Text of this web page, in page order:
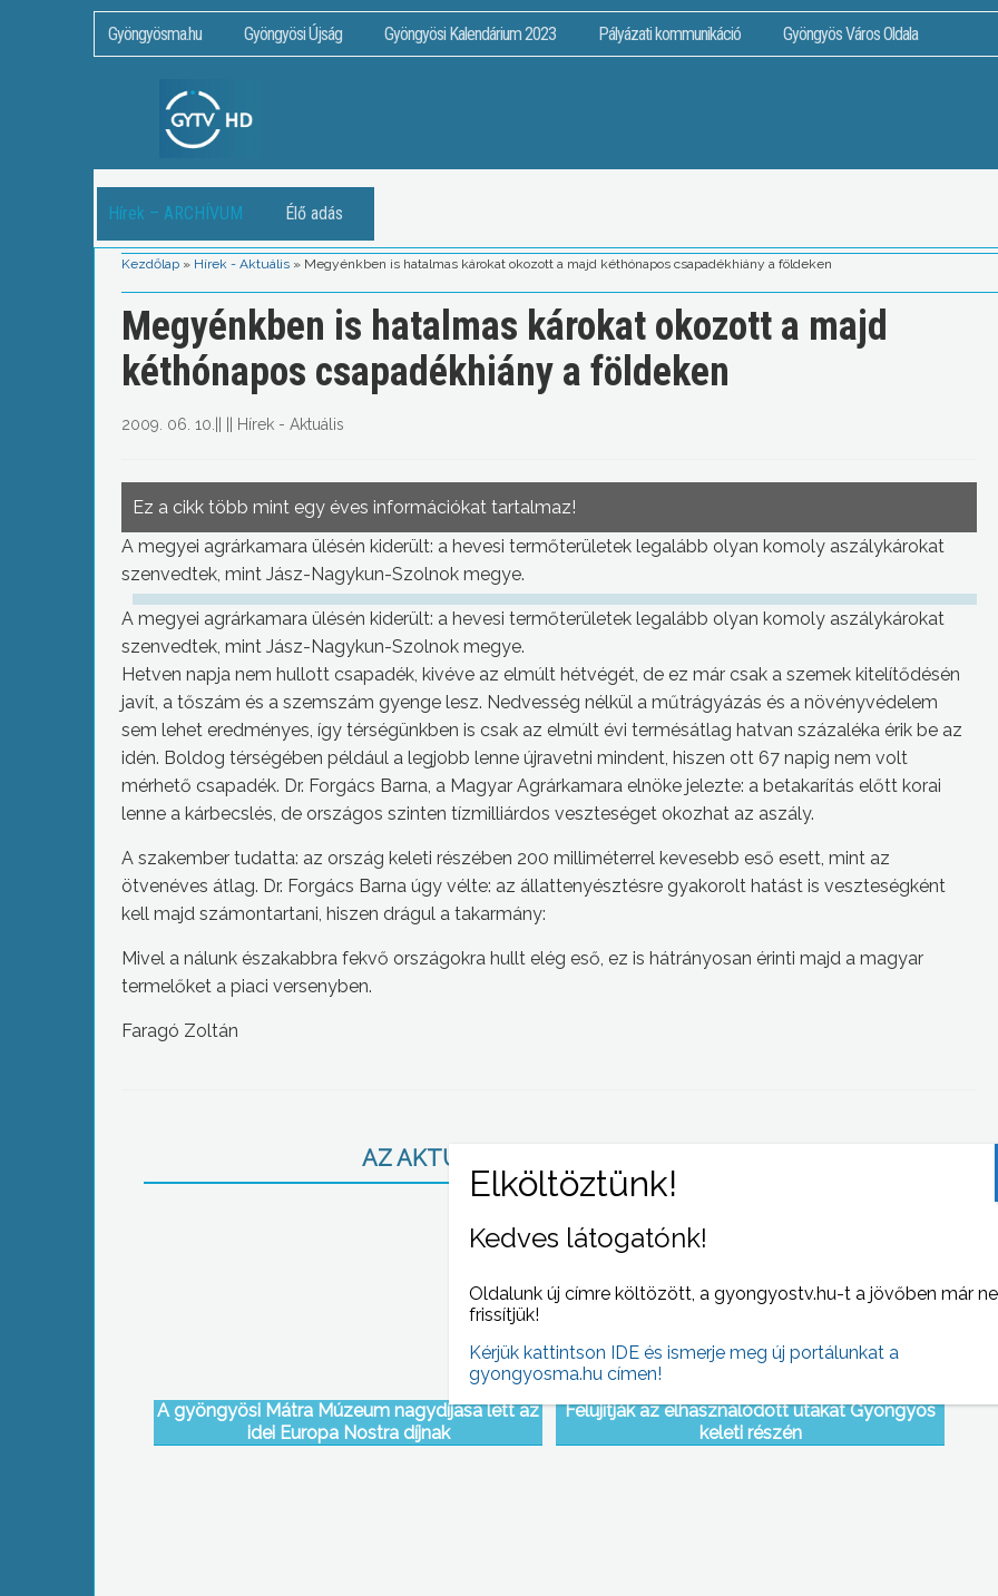
Gyöngyösma.hu Gyöngyösi Újság Gyöngyösi Kalendárium 2023 Pályázati kommunikáció Gyöngyös Város Oldala
Hírek – ARCHÍVUM Élő adás
Kezdőlap » Hírek - Aktuális » Megyénkben is hatalmas károkat okozott a majd kéthónapos csapadékhiány a földeken
Megyénkben is hatalmas károkat okozott a majd
kéthónapos csapadékhiány a földeken
2009. 06. 10. Hírek - Aktuális
Ez a cikk több mint egy éves információkat tartalmaz!
A megyei agrárkamara ülésén kiderült: a hevesi termőterületek legalább olyan komoly aszálykárokat
szenvedtek, mint Jász-Nagykun-Szolnok megye.
A megyei agrárkamara ülésén kiderült: a hevesi termőterületek legalább olyan komoly aszálykárokat
szenvedtek, mint Jász-Nagykun-Szolnok megye.
Hetven napja nem hullott csapadék, kivéve az elmúlt hétvégét, de ez már csak a szemek kitelítődésén
javít, a tőszám és a szemszám gyenge lesz. Nedvesség nélkül a műtrágyázás és a növényvédelem
sem lehet eredményes, így térségünkben is csak az elmúlt évi termésátlag hatvan százaléka érik be az
idén. Boldog térségében például a legjobb lenne újravetni mindent, hiszen ott 67 napig nem volt
mérhető csapadék. Dr. Forgács Barna, a Magyar Agrárkamara elnöke jelezte: a betakarítás előtt korai
lenne a kárbecslés, de országos szinten tízmilliárdos veszteséget okozhat az aszály.
A szakember tudatta: az ország keleti részében 200 milliméterrel kevesebb eső esett, mint az
ötvenéves átlag. Dr. Forgács Barna úgy vélte: az állattenyésztésre gyakorolt hatást is veszteségként
kell majd számontartani, hiszen drágul a takarmány:
Mivel a nálunk északabbra fekvő országokra hullt elég eső, ez is hátrányosan érinti majd a magyar
termelőket a piaci versenyben.
Faragó Zoltán
AZ AKTUÁLIS NAPI HÍREI
A gyöngyösi Mátra Múzeum nagydíjasa lett az
idei Europa Nostra díjnak
Felújítják az elhasználódott utakat Gyöngyös
keleti részén
Kedves látogatónk!
Oldalunk új címre költözött, a gyongyostv.hu-t a jövőben már
frissítjük!
Kérjük kattintson IDE és ismerje meg új portálunkat a
gyongyosma.hu címen!